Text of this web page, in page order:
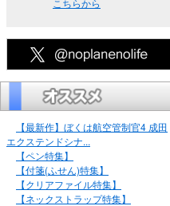
こちらから
【最新作】ぼくは航空管制官4 成田
エクステンドシナ...
【ペン特集】
【付箋(ふせん)特集】
【クリアファイル特集】
【ネックストラップ特集】